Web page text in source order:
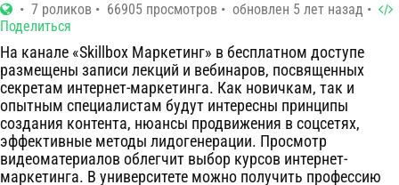
7 роликов 66905 просмотров
обновлен 5 лет назад
Поделиться
На канале «Skillbox Маркетинг» в бесплатном доступе
размещены записи лекций и вебинаров, посвященных
секретам интернет-маркетинга. Как новичкам, так и
опытным специалистам будут интересны принципы
создания контента, нюансы продвижения в соцсетях,
эффективные методы лидогенерации. Просмотр
видеоматериалов облегчит выбор курсов интернет-
маркетинга. В университете можно получить профессию